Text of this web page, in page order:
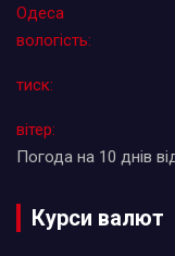
Одеса
вологість:
тиск:
вітер:
Погода на 10 днів
Курси валют